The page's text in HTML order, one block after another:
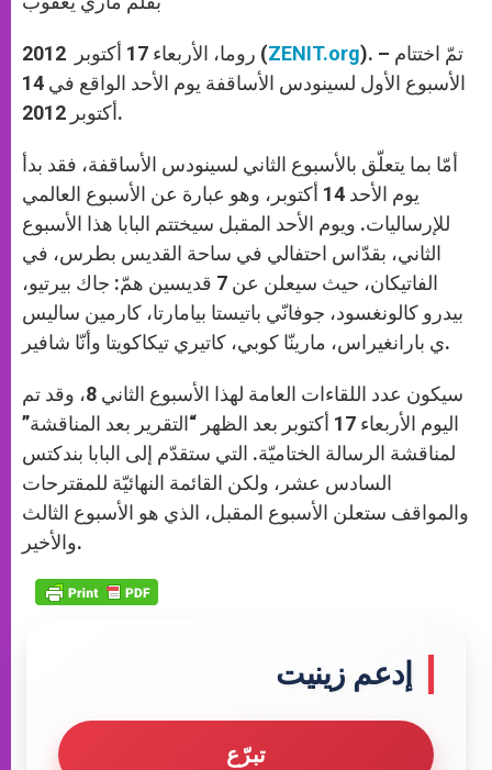
p e k
روما، الأربعاء 17 أكتوبر 2012 (ZENIT.org). – تمّ اختتام
الأسبوع الأول لسينودس الأساقفة يوم الأحد الواقع في 14
أكتوبر 2012.
أمّا بما يتعلّق بالأسبوع الثاني لسينودس الأساقفة، فقد بدأ
يوم الأحد 14 أكتوبر، وهو عبارة عن الأسبوع العالمي
للإرساليات. ويوم الأحد المقبل سيختتم البابا هذا الأسبوع
الثاني، بقدّاس احتفالي في ساحة القديس بطرس، في
الفاتيكان، حيث سيعلن عن 7 قديسين همّ: جاك بيرتيو،
بيدرو كالونغسود، جوفانّي باتيستا بيامارتا، كارمين ساليس
ي بارانغيراس، مارينّا كوبي، كاتيري تيكاكويتا وأنّا شافير.
سيكون عدد اللقاءات العامة لهذا الأسبوع الثاني 8، وقد تم
اليوم الأربعاء 17 أكتوبر بعد الظهر “التقرير بعد المناقشة”
لمناقشة الرسالة الختاميّة. التي ستقدّم إلى البابا بندكتس
السادس عشر، ولكن القائمة النهائيّة للمقترحات
والمواقف ستعلن الأسبوع المقبل، الذي هو الأسبوع الثالث
والأخير.
إدعم زينيت
تبرّع